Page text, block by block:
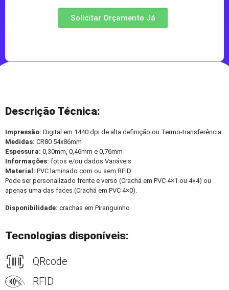
Solicitar Orçamento Já
Descrição Técnica:
Impressão: Digital em 1440 dpi de alta definição ou Termo-transferência.
Medidas: CR80 54x86mm
Espessura: 0,30mm, 0,46mm e 0,76mm
Informações: fotos e/ou dados Variáveis
Material: PVC laminado com ou sem RFID
Pode ser personalizado frente e verso (Crachá em PVC 4×1 ou 4×4) ou
apenas uma das faces (Crachá em PVC 4×0).
Disponibilidade: crachas em Piranguinho
Tecnologias disponíveis:
QRcode
RFID